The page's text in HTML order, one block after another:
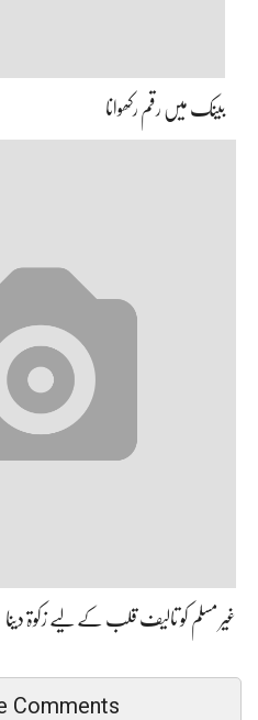
بینک میں رقم رکھوانا
غیر مسلم کو تالیف قلب کے لیے زکوۃ دینا
Comments